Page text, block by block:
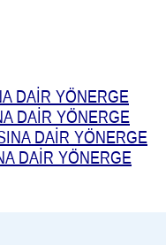
DAİR YÖNERGE
DAİR YÖNERGE
DAİR YÖNERGE
DAİR YÖNERGE